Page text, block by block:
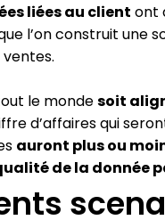
liées au client ont
l’on construit une
le mondesoit
d’affaires qui
auront plus ou
de la donnée